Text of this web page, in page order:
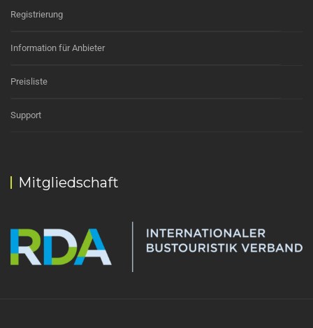
Registrierung
Information für Anbieter
Preisliste
Support
Mitgliedschaft